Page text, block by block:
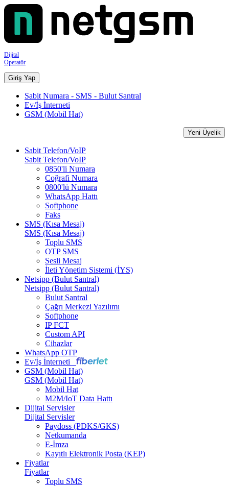
Dijital
Operatör
Giriş Yap
Sabit Numara - SMS - Bulut Santral
Ev/İş İnterneti
GSM (Mobil Hat)
Yeni Üyelik
Sabit Telefon/VoIP
Sabit Telefon/VoIP
0850'li Numara
Coğrafi Numara
0800'lü Numara
WhatsApp Hattı
Softphone
Faks
SMS (Kısa Mesaj)
SMS (Kısa Mesaj)
Toplu SMS
OTP SMS
Sesli Mesaj
İleti Yönetim Sistemi (İYS)
Netsipp (Bulut Santral)
Netsipp (Bulut Santral)
Bulut Santral
Çağrı Merkezi Yazılımı
Softphone
IP FCT
Custom API
Cihazlar
WhatsApp OTP
Ev/İş İnterneti
GSM (Mobil Hat)
GSM (Mobil Hat)
Mobil Hat
M2M/IoT Data Hattı
Dijital Servisler
Dijital Servisler
Paydoss (PDKS/GKS)
Netkumanda
E-İmza
Kayıtlı Elektronik Posta (KEP)
Fiyatlar
Fiyatlar
Toplu SMS